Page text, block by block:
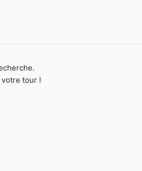
votre tour !